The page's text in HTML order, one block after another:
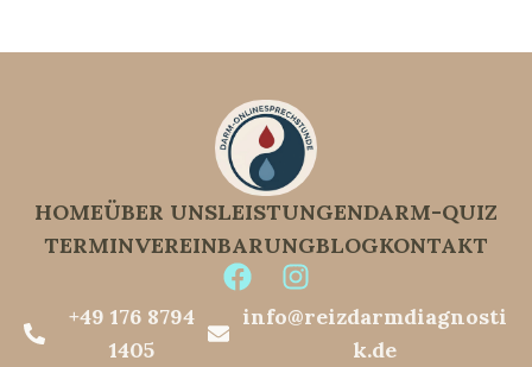
HOMEÜBER UNSLEISTUNGENDARM-QUIZ
TERMINVEREINBARUNGBLOGKONTAKT
+49 176 8794
1405
info@reizdarmdiagnosti
k.de